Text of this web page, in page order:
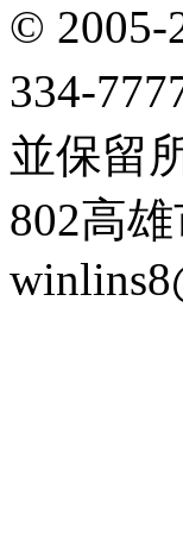
© 2005-
334-
並保留
802高